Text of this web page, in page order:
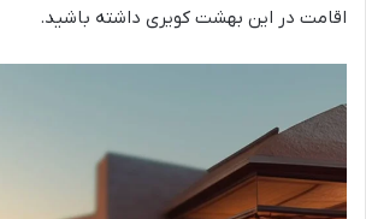
اقامت در این بهشت کویری داشته باشید.